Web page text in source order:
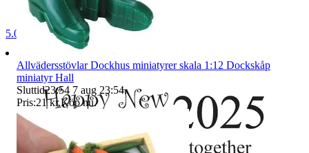
5.0
Allvädersstövlar Dockhus miniatyrer skala 1:12 Dockskåp
miniatyr Hall
Sluttid23:54 7 aug 23:54.
Pris:21 kr,Köp nu.